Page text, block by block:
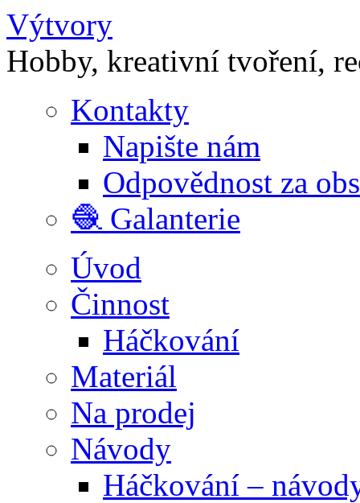
Výtvory
Hobby, kreativní tvoření,
Kontakty
Napište nám
Odpovědnost za
🧶 Galanterie
Úvod
Činnost
Háčkování
Materiál
Na prodej
Návody
Háčkování –